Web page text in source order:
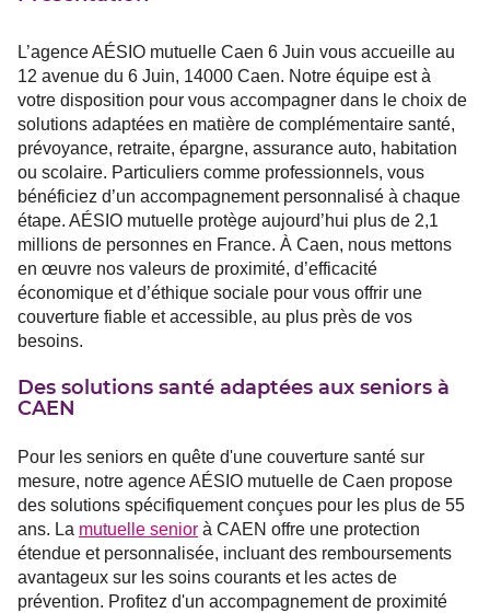
L’agence AÉSIO mutuelle Caen 6 Juin vous accueille au
12 avenue du 6 Juin, 14000 Caen. Notre équipe est à
votre disposition pour vous accompagner dans le choix de
solutions adaptées en matière de complémentaire santé,
prévoyance, retraite, épargne, assurance auto, habitation
ou scolaire. Particuliers comme professionnels, vous
bénéficiez d’un accompagnement personnalisé à chaque
étape. AÉSIO mutuelle protège aujourd’hui plus de 2,1
millions de personnes en France. À Caen, nous mettons
en œuvre nos valeurs de proximité, d’efficacité
économique et d’éthique sociale pour vous offrir une
couverture fiable et accessible, au plus près de vos
besoins.
Des solutions santé adaptées aux seniors à
CAEN
Pour les seniors en quête d'une couverture santé sur
mesure, notre agence AÉSIO mutuelle de Caen propose
des solutions spécifiquement conçues pour les plus de 55
ans. La mutuelle senior à CAEN offre une protection
étendue et personnalisée, incluant des remboursements
avantageux sur les soins courants et les actes de
prévention. Profitez d'un accompagnement de proximité